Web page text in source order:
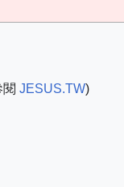
JESUS.TW)